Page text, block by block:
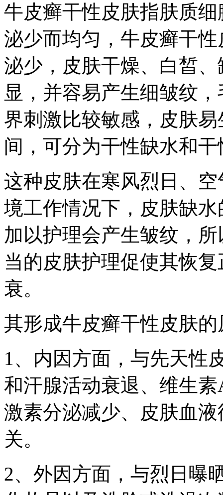
牛皮癣干性皮肤指肤质
泌少而均匀，牛皮癣干
泌少，皮肤干燥、白皙
显，并容易产生细皱纹
界刺激比较敏感，皮肤
间，可分为干性缺水和
这种皮肤在寒风烈日、
境工作情况下，皮肤缺
加以护理会产生皱纹，
当的皮肤护理促使其恢
衰。
其形成牛皮癣干性皮肤
1、内因方面，与先天性
和汗腺活动衰退、维生
激素分泌减少、皮肤血
关。
2、外因方面，与烈日曝